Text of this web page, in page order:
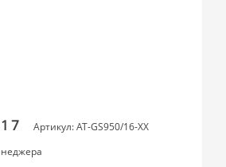
Артикул: AT-GS950/16-XX